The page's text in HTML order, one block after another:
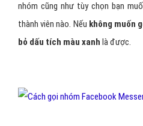
nhóm cũng như tùy chọn bạn
thành viên nào. Nếu không muốn
bỏ dấu tích màu xanh là được.